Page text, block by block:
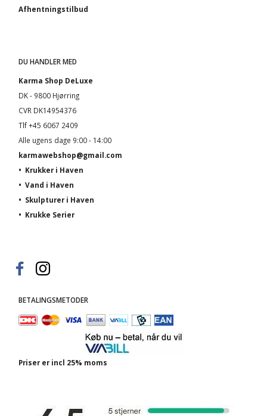
Afhentningstilbud
DU HANDLER MED
Karma Shop DeLuxe
DK - 9800 Hjørring
CVR DK14954376
Tlf +45 6067 2409
Alle ugens dage 9:00 - 14:00
karmawebshop@gmail.com
• Krukker i Haven
• Vand i Haven
• Skulpturer i Haven
• Krukke Serier
BETALINGSMETODER
Priser er incl 25% moms